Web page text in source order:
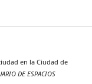
en la Ciudad de
DE ESPACIOS